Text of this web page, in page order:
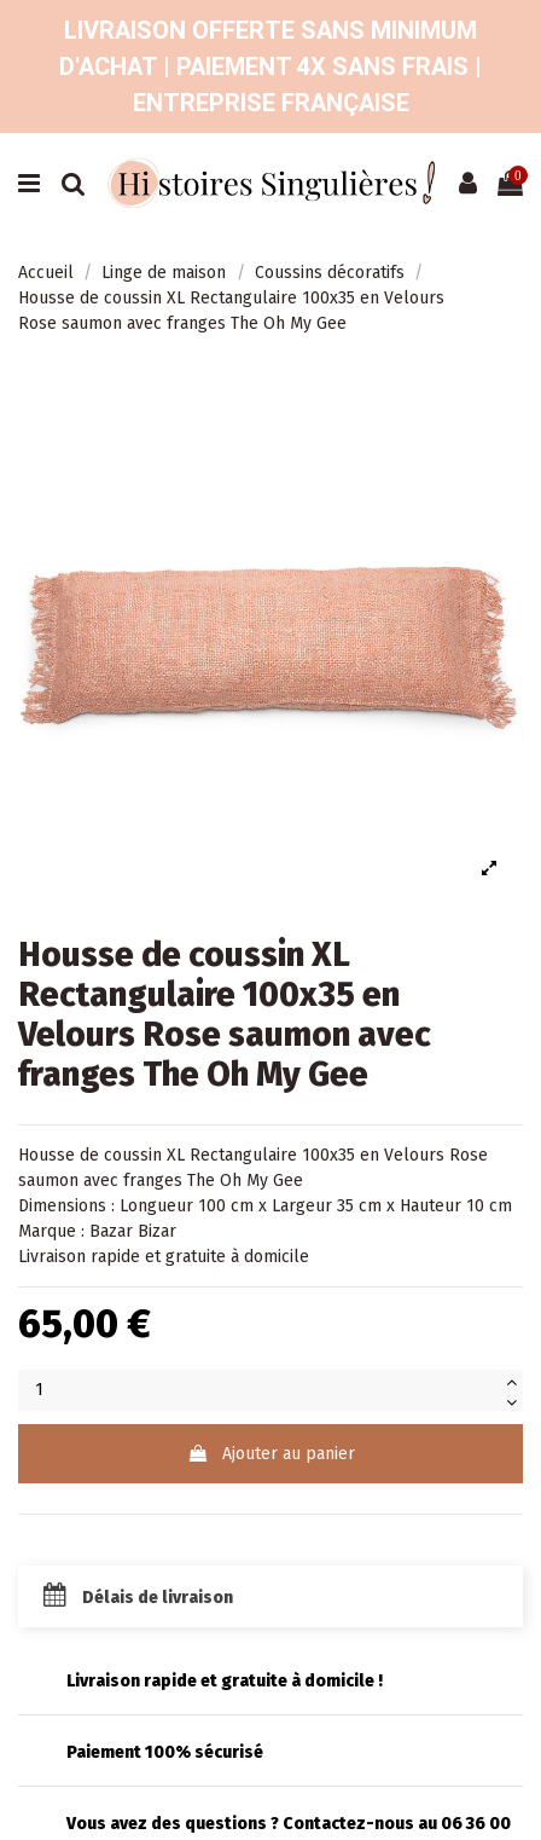
LIVRAISON OFFERTE SANS MINIMUM
D'ACHAT | PAIEMENT 4X SANS FRAIS |
ENTREPRISE FRANÇAISE
0
Accueil Linge de maison
Coussins décoratifs
Housse de coussin XL Rectangulaire 100x35 en Velours
Rose saumon avec franges The Oh My Gee
Housse de coussin XL
Rectangulaire 100x35 en
Velours Rose saumon avec
franges The Oh My Gee
Housse de coussin XL Rectangulaire 100x35 en Velours Rose
saumon avec franges The Oh My Gee
Dimensions : Longueur 100 cm x Largeur 35 cm x Hauteur 10 cm
Marque : Bazar Bizar
Livraison rapide et gratuite à domicile
65,00 €
Ajouter au panier
Délais de livraison
Livraison rapide et gratuite à domicile !
Paiement 100% sécurisé
Vous avez des questions ? Contactez-nous au 06 36 00